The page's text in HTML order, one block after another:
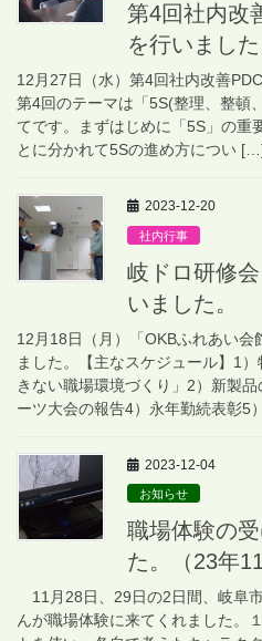
第4回社内改
を行いました
12月27日（水）第4回社内改善
第4回のテーマは「5S(整理、整頓
てです。まずはじめに「5S」の重
とに分かれて5Sの進め方につい
2023-12-20
社内行事
岐ドロ研修
いました。
12月18日（月）「OKBふれあい
ました。【主なスケジュール】1
きない職場環境づくり」2）新製
ーツ大会の報告4）永年勤続表彰5
2023-12-04
お知らせ
職場体験の
た。（23年11
11月28日、29日の2日間、岐阜
んが職場体験に来てくれました。